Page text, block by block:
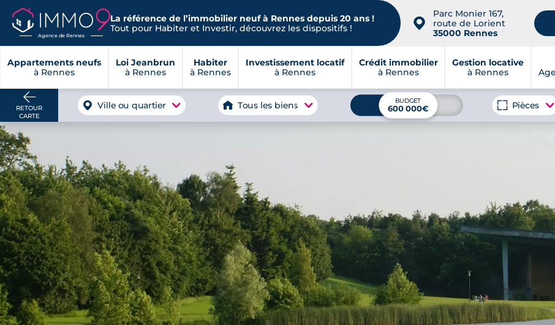
Agence de Rennes
La référence de l’immobilier neuf à Rennes depuis 20 ans !
Tout pour Habiter et Investir, découvrez les dispositifs !
📍
Parc Monier 167,
route de Lorient
35000 Rennes
Appartements neufs
à Rennes
Loi Jeanbrun
à Rennes
Habiter
à Rennes
Investissement locatif
à Rennes
Crédit immobilier
à Rennes
Gestion locative
à Rennes
RETOUR
CARTE
Ville ou quartier Tous les biens BUDGET
600 000€ Pièces